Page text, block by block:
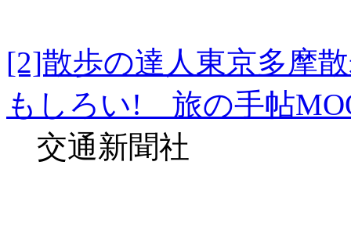
[2]散歩の達人東京多
もしろい! 旅の手帖
交通新聞社